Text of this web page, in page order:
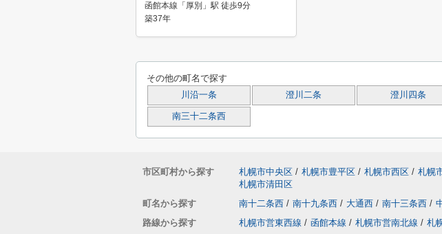
函館本線「厚別」駅 徒歩9分
築37年
その他の町名で探す
川沿一条 澄川二条 澄川四条
南三十二条西
市区町村から探す 札幌市中央区 / 札幌市豊平区 / 札幌市西区 / 札幌
札幌市清田区
町名から探す
南十二条西 / 南十九条西 / 大通西 / 南十三条西 /
路線から探す
札幌市営東西線 / 函館本線 / 札幌市営南北線 / 札